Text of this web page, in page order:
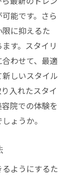
能です。さら
に抑えるた
す。スタイリ
わせて、最適
しいスタイル
入れたスタイ
院での体験を
ょうか。
ようにするた